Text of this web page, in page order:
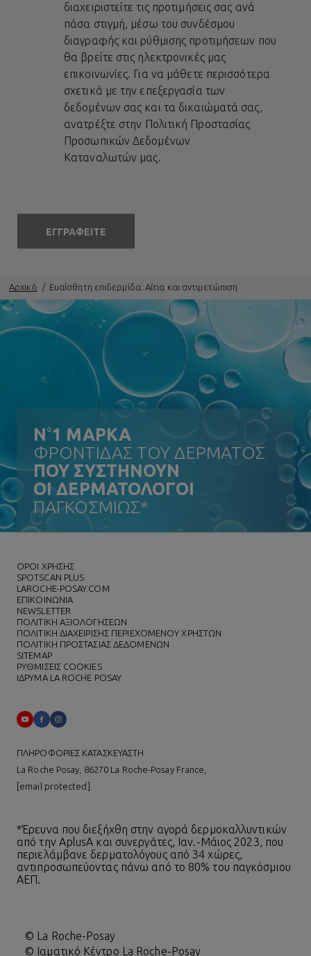
διαχειριστείτε τις προτιμήσεις σας ανά
πάσα στιγμή, μέσω του συνδέσμου
διαγραφής και ρύθμισης προτιμήσεων που
θα βρείτε στις ηλεκτρονικές μας
επικοινωνίες. Για να μάθετε περισσότερα
σχετικά με την επεξεργασία των
δεδομένων σας και τα δικαιώματά σας,
ανατρέξτε στην Πολιτική Προστασίας
Προσωπικών Δεδομένων
Καταναλωτών μας.
ΕΓΓΡΑΦΕΙΤΕ
Αρχική Ευαίσθητη επιδερμίδα: Αίτια και αντιμετώπιση
N°1 ΜΑΡΚΑ
ΦΡΟΝΤΙΔΑΣ ΤΟΥ ΔΕΡΜΑΤΟΣ
ΠΟΥ ΣΥΣΤΗΝΟΥΝ
ΟΙ ΔΕΡΜΑΤΟΛΟΓΟΙ
ΠΑΓΚΟΣΜΙΩΣ*
ΌΡΟΙ ΧΡΗΣΗΣ
SPOTSCAN PLUS
LAROCHE-POSAY.COM
ΕΠΙΚΟΙΝΩΝΙΑ
NEWSLETTER
ΠΟΛΙΤΙΚΗ ΑΞΙΟΛΟΓΗΣΕΩΝ
ΠΟΛΙΤΙΚΗ ΔΙΑΧΕΙΡΙΣΗΣ ΠΕΡΙΕΧΟΜΕΝΟΥ ΧΡΗΣΤΩΝ
ΠΟΛΙΤΙΚΗ ΠΡΟΣΤΑΣΙΑΣ ΔΕΔΟΜΕΝΩΝ
SITEMAP
ΡΥΘΜΙΣΕΙΣ COOKIES
ΙΔΡΥΜΑ LA ROCHE POSAY
ΠΛΗΡΟΦΟΡΙΕΣ ΚΑΤΑΣΚΕΥΑΣΤΗ
La Roche Posay, 86270 La Roche-Posay France,
[email protected]
*Έρευνα που διεξήχθη στην αγορά δερμοκαλλυντικών
από την AplusA και συνεργάτες, Ιαν.-Μάιος 2023, που
περιελάμβανε δερματολόγους από 34 χώρες,
αντιπροσωπεύοντας πάνω από το 80% του παγκόσμιου
ΑΕΠ.
© La Roche-Posay
© Ιαματικό Κέντρο La Roche-Posay